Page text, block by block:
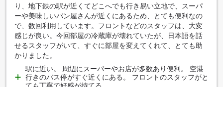
り、地下鉄の駅が近くてどこへでも行き易い立地で、スーパ
ーや美味しいパン屋さんが近くにあるため、とても便利なの
で、数回利用しています。フロントなどのスタッフは、大変
感じが良い。今回部屋の冷蔵庫が壊れていたが、日本語を話
せるスタッフがいて、すぐに部屋を変えてくれて、とても助
かりました。
駅に近い。 周辺にスーパーやお店が多数あり便利。 空港
行きのバス停がすぐ近くにある。 フロントのスタッフがと
ても丁寧で好感が持てる。